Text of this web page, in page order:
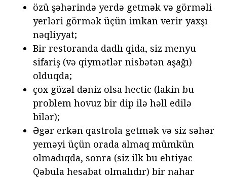
özü şəhərində yerdə getmək və görməli
yerləri görmək üçün imkan verir yaxşı
nəqliyyat;
Bir restoranda dadlı qida, siz menyu
sifariş (və qiymətlər nisbətən aşağı)
olduqda;
çox gözəl dəniz olsa hectic (lakin bu
problem hovuz bir dip ilə həll edilə
bilər);
Əgər erkən qastrola getmək və siz səhər
yeməyi üçün orada almaq mümkün
olmadıqda, sonra (siz ilk bu ehtiyac
Qəbula hesabat olmalıdır) bir nahar